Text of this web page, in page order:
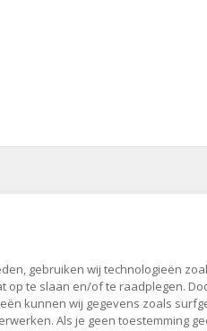
gebruiken wij technologieën
op te slaan en/of te raadplegen.
kunnen wij gegevens zoals
Als je geen toestemming